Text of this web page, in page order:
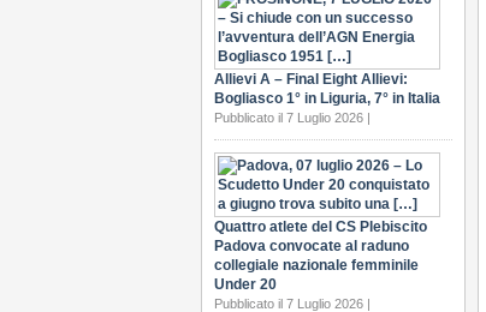
Allievi A – Final Eight Allievi:
Bogliasco 1° in Liguria, 7° in Italia
Pubblicato il 7 Luglio 2026 |
Quattro atlete del CS Plebiscito
Padova convocate al raduno
collegiale nazionale femminile
Under 20
Pubblicato il 7 Luglio 2026 |